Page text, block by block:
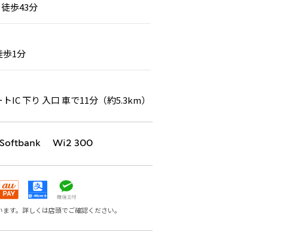
歩43分
歩1分
IC 下り 入口 車で11分（約5.3km）
Wi2 300
す。詳しくは店頭でご確認ください。